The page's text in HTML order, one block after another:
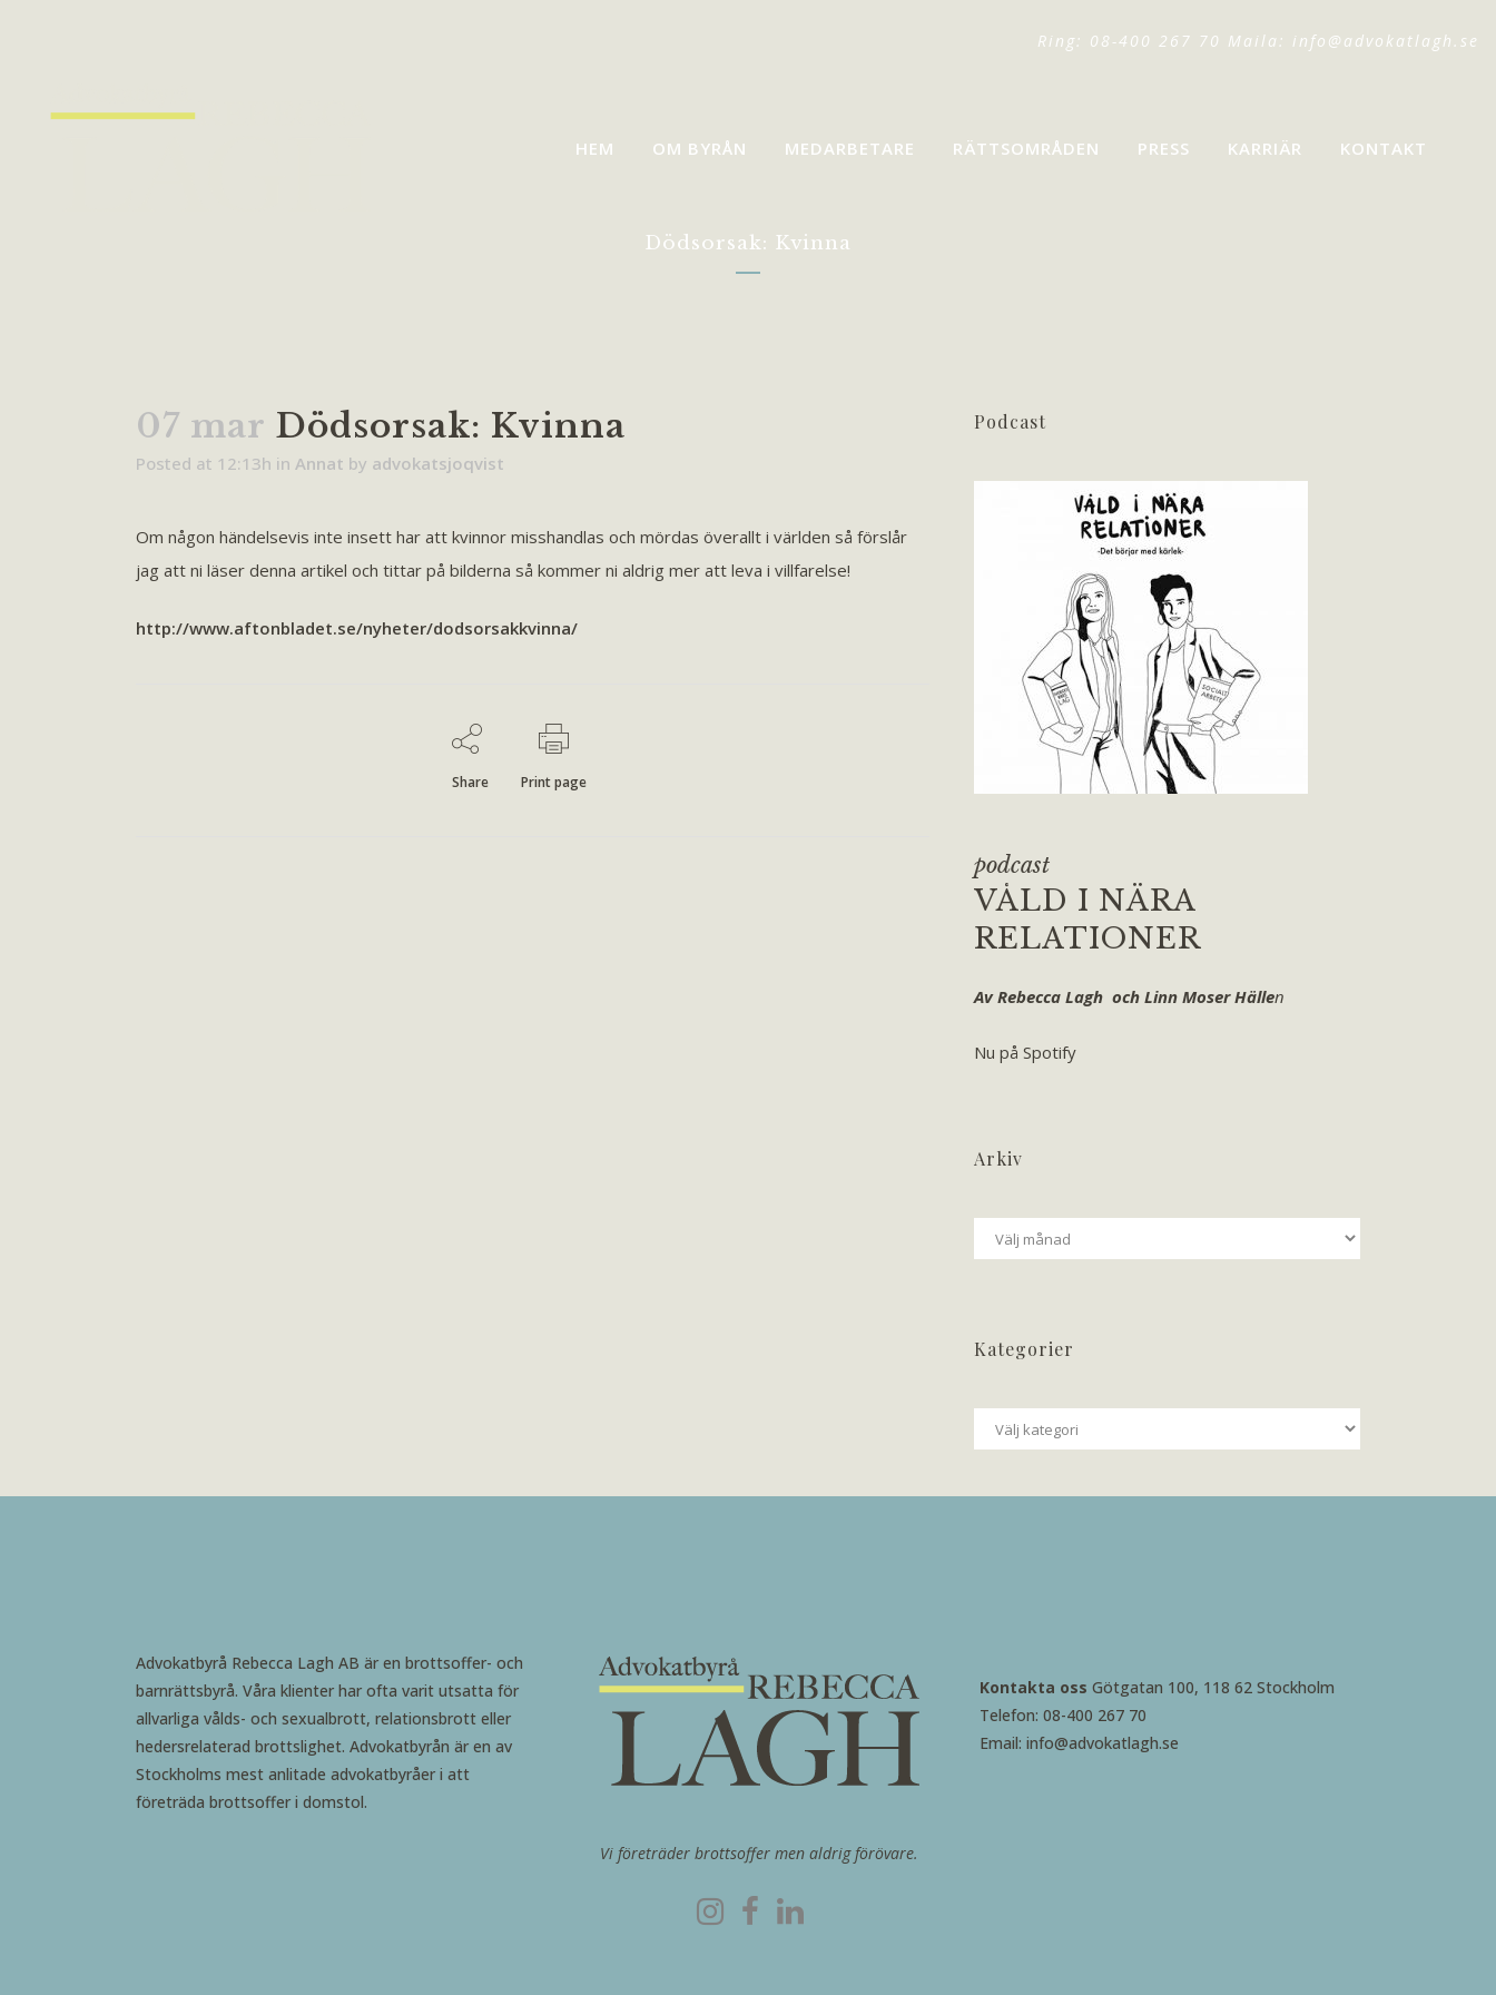
Ring: 08-400 267 70 Maila: info@advokatlagh.se
HEM OM BYRÅN MEDARBETARE RÄTTSOMRÅDEN PRESS KARRIÄR KONTAKT
Dödsorsak: Kvinna
07 mar Dödsorsak: Kvinna
Posted at 12:13h in Annat by advokatsjoqvist
Om någon händelsevis inte insett har att kvinnor misshandlas och mördas överallt i världen så förslår
jag att ni läser denna artikel och tittar på bilderna så kommer ni aldrig mer att leva i villfarelse!
http://www.aftonbladet.se/nyheter/dodsorsakkvinna/
Share Print page
Podcast
podcast
VÅLD I NÄRA
RELATIONER
Av Rebecca Lagh och Linn Moser Hällen
Nu på Spotify
Arkiv
Arkiv
Kategorier
Kategorier
Advokatbyrå Rebecca Lagh AB är en brottsoffer- och
barnrättsbyrå. Våra klienter har ofta varit utsatta för
allvarliga vålds- och sexualbrott, relationsbrott eller
hedersrelaterad brottslighet. Advokatbyrån är en av
Stockholms mest anlitade advokatbyråer i att
företräda brottsoffer i domstol.
Vi företräder brottsoffer men aldrig förövare.
Kontakta oss Götgatan 100, 118 62 Stockholm
Telefon: 08-400 267 70
Email: info@advokatlagh.se